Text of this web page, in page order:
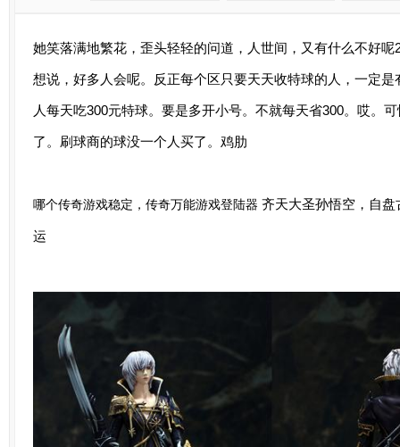
她笑落满地繁花，歪头轻轻的问道，人世间，又有什么不好
想说，好多人会呢。反正每个区只要天天收特球的人，一定
人每天吃300元特球。要是多开小号。不就每天省300。哎。
了。刷球商的球没一个人买了。鸡肋
哪个传奇游戏稳定，传奇万能游戏登陆器 齐天大圣孙悟空，自
运